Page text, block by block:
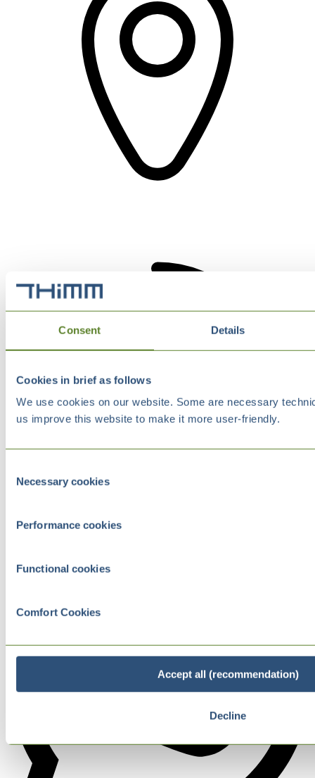
Consent Details
Cookies in brief as follows
We use cookies on our website. Some are necessary
us improve this website to make it more user-friendly.
Selection
Necessary cookies
Performance cookies
Functional cookies
Comfort Cookies
Accept all (recommendation)
Decline